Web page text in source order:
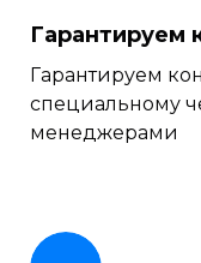
Гарантируем
Гарантируем
специальному
менеджерами